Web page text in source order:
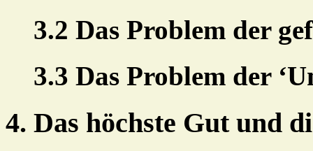
3.2 Das Problem der
3.3 Das Problem der
4. Das höchste Gut und